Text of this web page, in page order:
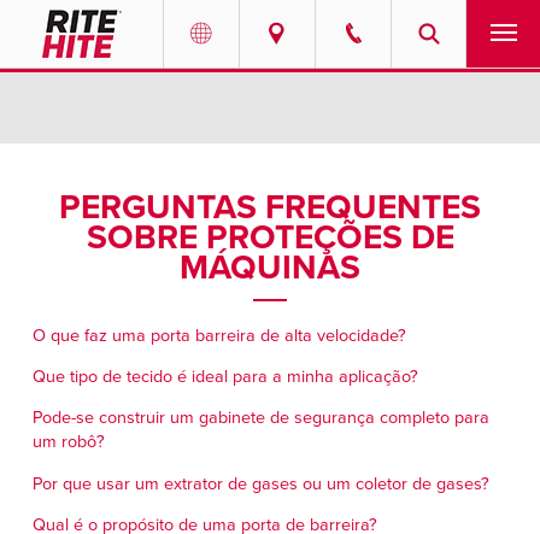
English
EUROPE
SOLUÇÕES
SOBRE NÓS
NOTÍCIAS
CENTRO DE RECURSOS
PERGUNTAS FREQUENTES
SOBRE PROTEÇÕES DE
MÁQUINAS
O que faz uma porta barreira de alta velocidade?
Que tipo de tecido é ideal para a minha aplicação?
Pode-se construir um gabinete de segurança completo para
um robô?
Por que usar um extrator de gases ou um coletor de gases?
Qual é o propósito de uma porta de barreira?